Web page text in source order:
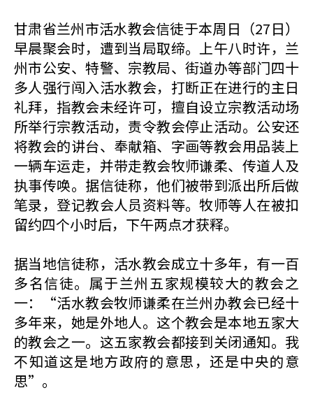
甘肃省兰州市活水教会信徒于本周日（27日）
早晨聚会时，遭到当局取缔。上午八时许，兰
州市公安、特警、宗教局、街道办等部门四十
多人强行闯入活水教会，打断正在进行的主日
礼拜，指教会未经许可，擅自设立宗教活动场
所举行宗教活动，责令教会停止活动。公安还
将教会的讲台、奉献箱、字画等教会用品装上
一辆车运走，并带走教会牧师谦柔、传道人及
执事传唤。据信徒称，他们被带到派出所后做
笔录，登记教会人员资料等。牧师等人在被扣
留约四个小时后，下午两点才获释。
据当地信徒称，活水教会成立十多年，有一百
多名信徒。属于兰州五家规模较大的教会之
一：“活水教会牧师谦柔在兰州办教会已经十
多年来，她是外地人。这个教会是本地五家大
的教会之一。这五家教会都接到关闭通知。我
不知道这是地方政府的意思，还是中央的意
思”。